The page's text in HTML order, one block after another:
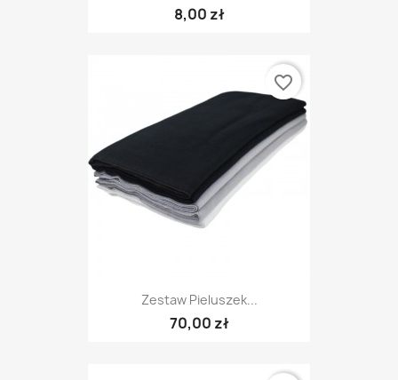
8,00 zł
Zestaw Pieluszek...
70,00 zł
favorite_border